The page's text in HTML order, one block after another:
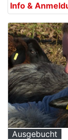
Info &
Ausgebucht